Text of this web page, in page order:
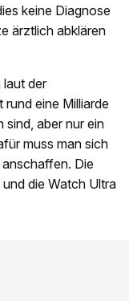
keine Diagnose
ärztlich abklären
laut der
eine Milliarde
aber nur ein
muss man sich
Die
die Watch Ultra